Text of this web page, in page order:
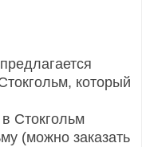
который
Стокгольм
(можно заказать